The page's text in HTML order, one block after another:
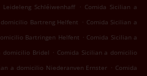
Schléiwenhaff . Comida Sicilian a
Bartreng Helfent . Comida Sicilian a
Bartringen Helfent . Comida Sicilian a
domicilio Bridel . Comida Sicilian a domicilio
a domicilio Niederanven Ernster . Comida